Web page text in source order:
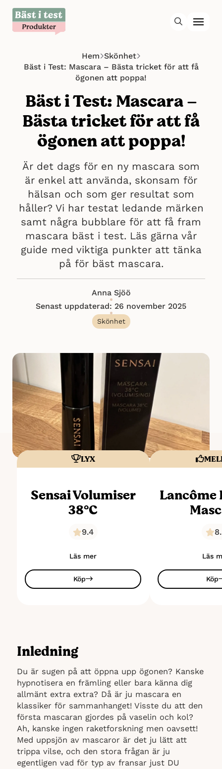
Hem Skönhet
Bäst i Test: Mascara – Bästa tricket för att få
ögonen att poppa!
Bäst i Test: Mascara –
Bästa tricket för att få
ögonen att poppa!
Är det dags för en ny mascara som
är enkel att använda, skonsam för
hälsan och som ger resultat som
håller? Vi har testat ledande märken
samt några bubblare för att få fram
mascara bäst i test. Läs gärna vår
guide med viktiga punkter att tänka
på för bäst mascara.
Anna Sjöö
Senast uppdaterad: 26 november 2025
Skönhet
LYX
Sensai Volumiser
38°C
9.4
Läs mer
Köp
Lancôme
Läs
Köp
Inledning
Du är sugen på att öppna upp ögonen? Kanske
hypnotisera en främling eller bara känna dig
allmänt extra extra? Då är ju mascara en
klassiker för sammanhanget! Visste du att den
första mascaran gjordes på vaselin och kol?
Ah, kanske ingen raketforskning men oavsett!
Med uppsjön av mascaror är det ju lätt att
trippa vilse, och den stora frågan är ju
egentligen vad för typ av fransar just DU